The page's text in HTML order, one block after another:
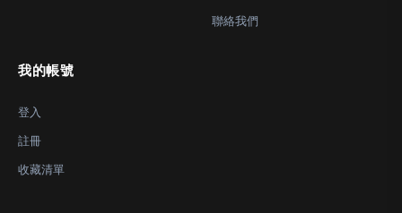
聯絡我們
我的帳號
登入
註冊
收藏清單